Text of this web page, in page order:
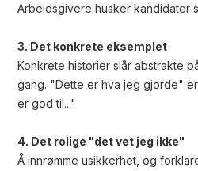
Arbeidsgivere husker kandidater
3. Det konkrete eksemplet
Konkrete historier slår abstrakte
gang. "Dette er hva jeg gjorde"
er god til..."
4. Det rolige "det vet jeg ikke"
Å innrømme usikkerhet, og